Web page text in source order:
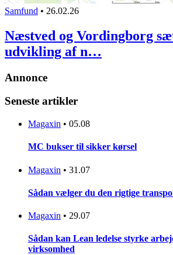
Samfund • 26.02.26
Næstved og Vordingborg
udvikling af n…
Annonce
Seneste artikler
Magaxin • 05.08
MC bukser til sikker kørsel
Magaxin • 31.07
Sådan vælger du den rigtige
Magaxin • 29.07
Sådan kan Lean ledelse styrke
virksomhed